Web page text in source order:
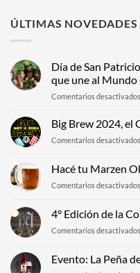
ÚLTIMAS NOVEDADES
Día de San
que une al Mundo
Comentarios desactivados
Big Brew 2024, el
Comentarios desactivados
Hacé tu Marzen
Comentarios desactivados
4° Edición de la
Comentarios desactivados
Evento: La Peña